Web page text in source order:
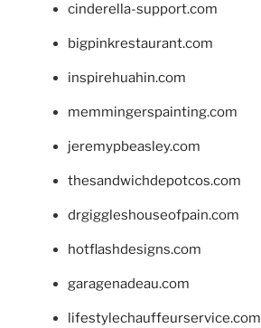
cinderella-support.com
bigpinkrestaurant.com
inspirehuahin.com
memmingerspainting.com
jeremypbeasley.com
thesandwichdepotcos.com
drgiggleshouseofpain.com
hotflashdesigns.com
garagenadeau.com
lifestylechauffeurservice.com